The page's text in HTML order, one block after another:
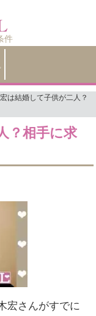
件
は結婚して子供が二人？
？相手に求
宏さんがすでに